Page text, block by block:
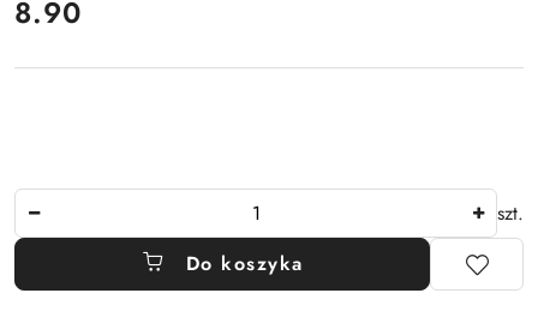
cena:
8.90
szt.
Do koszyka